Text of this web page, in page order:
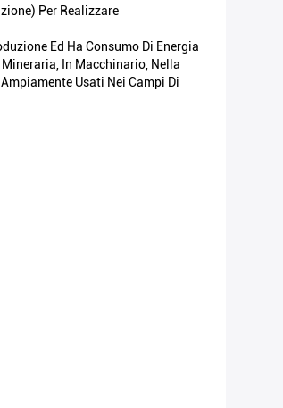
Per Realizzare
Ed Ha Consumo Di Energia
In Macchinario, Nella
Usati Nei Campi Di